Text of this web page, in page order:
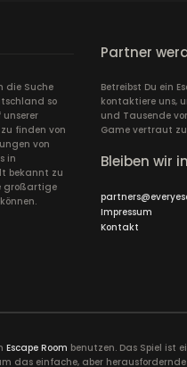
die Suche
so
zu finden von
von
in
bekannt zu
großartige
Partner
Betreibst Du ein
kontaktiere uns,
und Tausende
Game vertraut
Bleiben wir
Impressum
Kontakt
Escape Room benutzen. Das Spiel ist
das einfache, aber